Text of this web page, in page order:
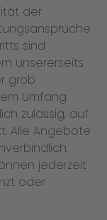
der
sind
unsererseits
grob
Umfang
zulässig, auf
Alle Angebote
jederzeit
oder